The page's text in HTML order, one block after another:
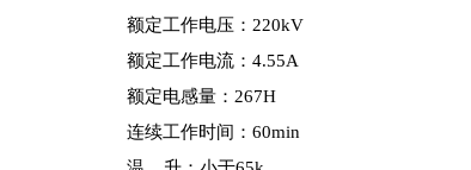
额定工作电压：220kV
额定工作电流：4.55A
额定电感量：267H
连续工作时间：60min